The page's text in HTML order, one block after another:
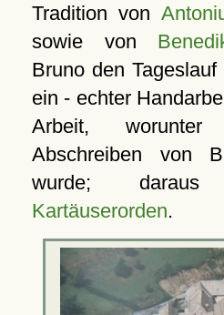
Tradition von
sowie von
Bruno den
ein - echter
Arbeit,
Abschreiben von
wurde;
Kartäuserorden.